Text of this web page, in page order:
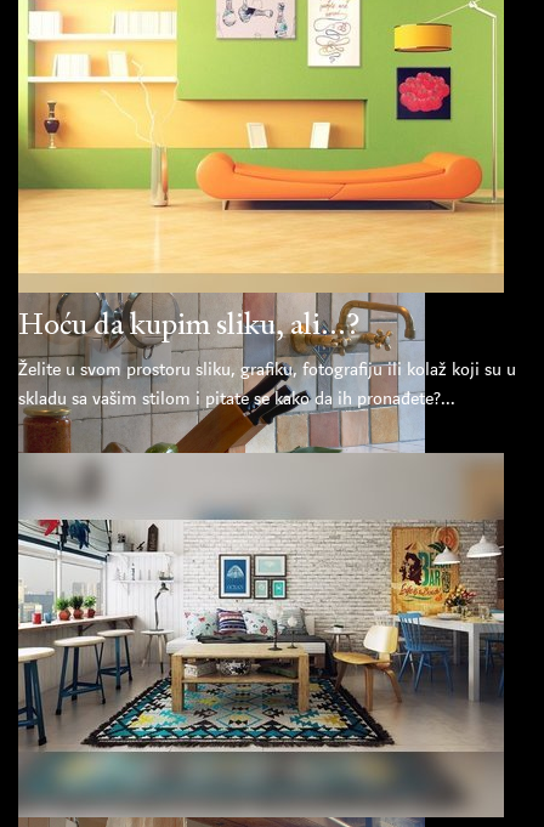
Hoću da kupim sliku, ali...?
Želite u svom prostoru sliku, grafiku, fotografiju ili kolaž koji su u
skladu sa vašim stilom i pitate se kako da ih pronađete?...